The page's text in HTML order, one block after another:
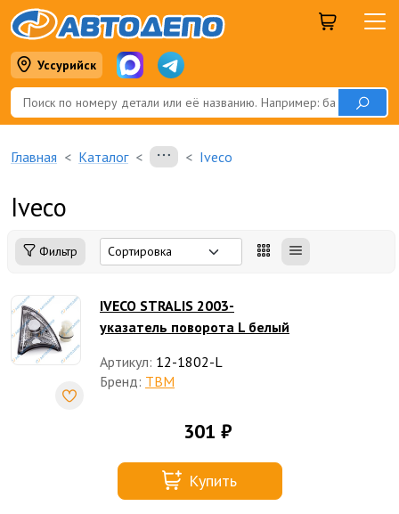
Уссурийск
Главная Каталог Iveco
Iveco
Фильтр
IVECO STRALIS 2003-
указатель поворота L белый
Артикул: 12-1802-L
Бренд: TBM
301 ₽
Купить